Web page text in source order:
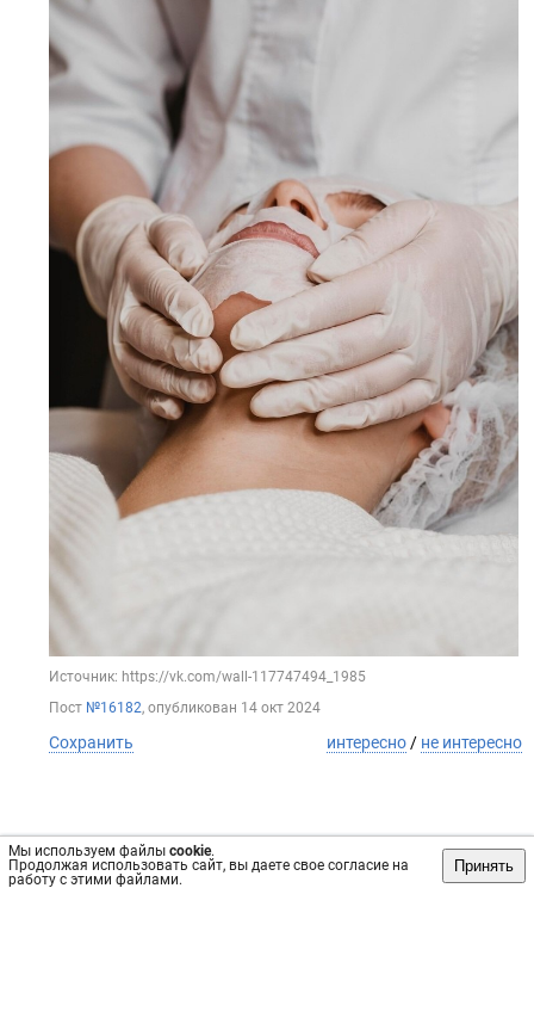
Мы используем файлы cookie.
Продолжая использовать сайт, вы даете свое согласие на
работу с этими файлами.
Принять
Источник: https://vk.com/wall-117747494_1985
Пост №16182, опубликован 14 окт 2024
Сохранить интересно / не интересно